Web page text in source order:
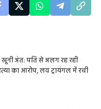
अंत: पति से अलग रह रही
का आरोप, लव ट्रायंगल में रची